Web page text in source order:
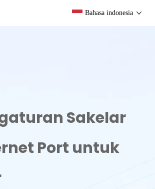
Bahasa indonesia
Sakelar
Port untuk